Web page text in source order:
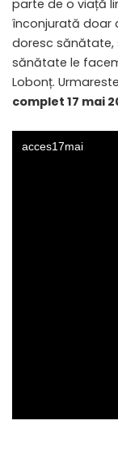
parte de o viață
înconjurată doar
doresc sănătate,
sănătate le
Lobonț.
complet 17 mai